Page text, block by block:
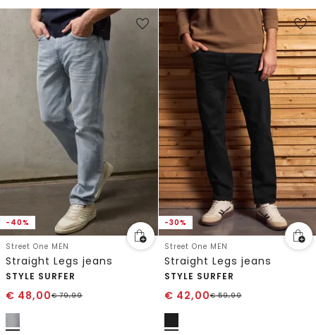
-40%
Street One MEN
Straight Legs jeans
STYLE SURFER
€ 48,00€79,99
-30%
Street One MEN
Straight Legs jeans
STYLE SURFER
€ 42,00€59,99